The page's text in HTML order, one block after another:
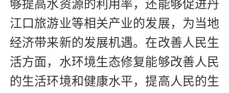
够提高水资源的利用率，还能够促进丹
江口旅游业等相关产业的发展，为当地
经济带来新的发展机遇。在改善人民生
活方面，水环境生态修复能够改善人民
的生活环境和健康水平，提高人民的生